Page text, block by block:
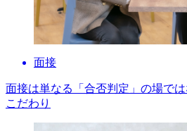
面接
面接は単なる「合否判定」の場で
こだわり